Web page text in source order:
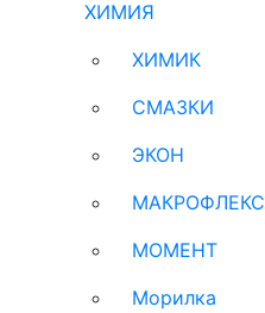
ХИМИЯ
ХИМИК
СМАЗКИ
ЭКОН
МАКРОФЛЕКС
МОМЕНТ
Морилка